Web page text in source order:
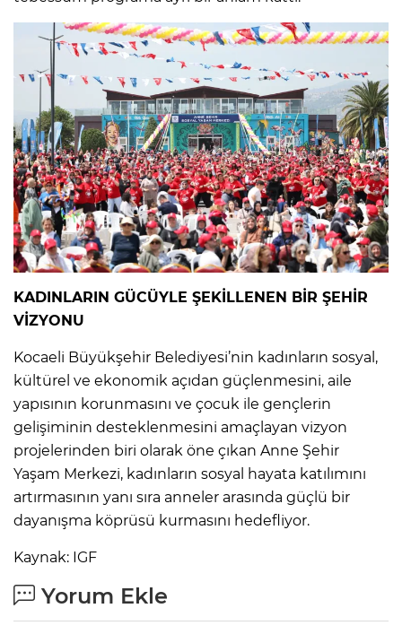
KADINLARIN GÜCÜYLE ŞEKİLLENEN BİR ŞEHİR
VİZYONU
Kocaeli Büyükşehir Belediyesi’nin kadınların sosyal,
kültürel ve ekonomik açıdan güçlenmesini, aile
yapısının korunmasını ve çocuk ile gençlerin
gelişiminin desteklenmesini amaçlayan vizyon
projelerinden biri olarak öne çıkan Anne Şehir
Yaşam Merkezi, kadınların sosyal hayata katılımını
artırmasının yanı sıra anneler arasında güçlü bir
dayanışma köprüsü kurmasını hedefliyor.
Kaynak: IGF
Yorum Ekle